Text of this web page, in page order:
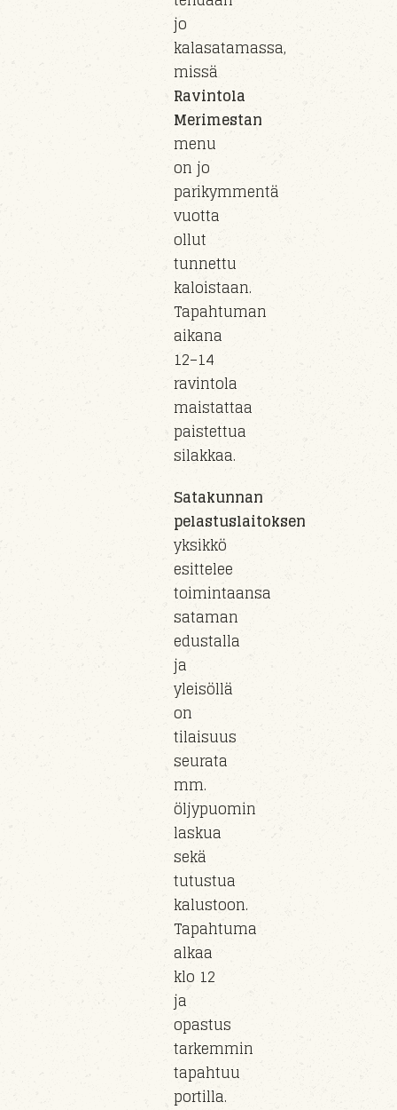
jo
kalasatamassa,
missä
Ravintola
Merimestan
menu
on jo
parikymmentä
vuotta
ollut
tunnettu
kaloistaan.
Tapahtuman
aikana
12–14
ravintola
maistattaa
paistettua
silakkaa.
Satakunnan
pelastuslaitoksen
yksikkö
esittelee
toimintaansa
sataman
edustalla
ja
yleisöllä
on
tilaisuus
seurata
mm.
öljypuomin
laskua
sekä
tutustua
kalustoon.
Tapahtuma
alkaa
klo 12
ja
opastus
tarkemmin
tapahtuu
portilla.